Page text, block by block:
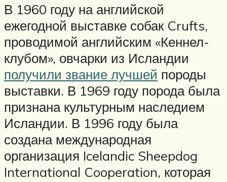
В 1960 году на английской
ежегодной выставке собак Crufts,
проводимой английским «Кеннел-
клубом», овчарки из Исландии
получили звание лучшей породы
выставки. В 1969 году порода была
признана культурным наследием
Исландии. В 1996 году была
создана международная
организация Icelandic Sheepdog
International Cooperation, которая